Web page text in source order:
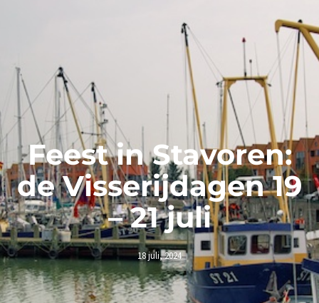
Feest in Stavoren:
de Visserijdagen 19
– 21 juli
18 juli, 2024